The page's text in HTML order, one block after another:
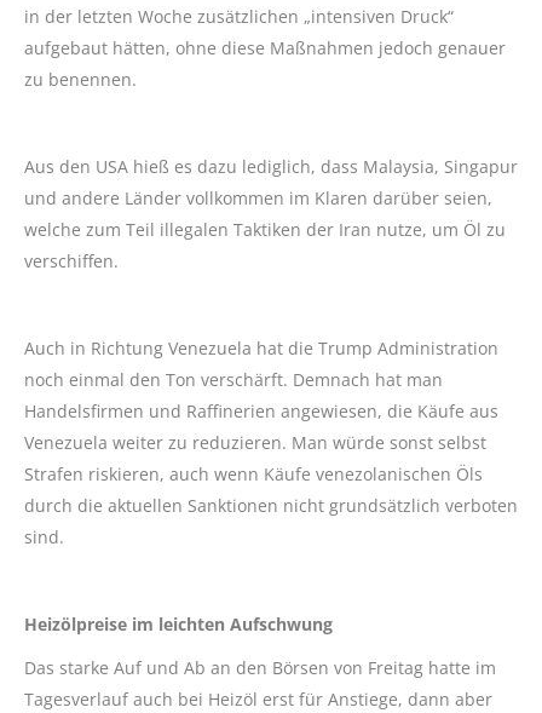
in der letzten Woche zusätzlichen „intensiven Druck“
aufgebaut hätten, ohne diese Maßnahmen jedoch genauer
zu benennen.
Aus den USA hieß es dazu lediglich, dass Malaysia, Singapur
und andere Länder vollkommen im Klaren darüber seien,
welche zum Teil illegalen Taktiken der Iran nutze, um Öl zu
verschiffen.
Auch in Richtung Venezuela hat die Trump Administration
noch einmal den Ton verschärft. Demnach hat man
Handelsfirmen und Raffinerien angewiesen, die Käufe aus
Venezuela weiter zu reduzieren. Man würde sonst selbst
Strafen riskieren, auch wenn Käufe venezolanischen Öls
durch die aktuellen Sanktionen nicht grundsätzlich verboten
sind.
Heizölpreise im leichten Aufschwung
Das starke Auf und Ab an den Börsen von Freitag hatte im
Tagesverlauf auch bei Heizöl erst für Anstiege, dann aber